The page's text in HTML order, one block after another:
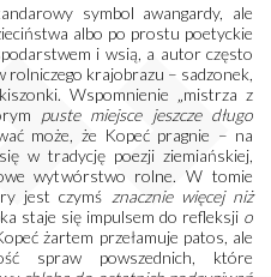
symbol awangardy, ale
albo po prostu poetyckie
i wsią, a autor często
rolniczego krajobrazu – sadzonek,
Wspomnienie „mistrza z
puste miejsce jeszcze długo
może, że Kopeć pragnie – na
w tradycję poezji ziemiańskiej,
wytwórstwo rolne. W tomie
jest czymś znacznie więcej niż
staje się impulsem do refleksji o
żartem przełamuje patos, ale
spraw powszednich, które